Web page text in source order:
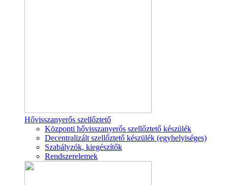
Hővisszanyerős szellőztető
Központi hővisszanyerős szellőztető készülék
Decentralizált szellőztető készülék (egyhelyiséges)
Szabályzók, kiegészítők
Rendszerelemek